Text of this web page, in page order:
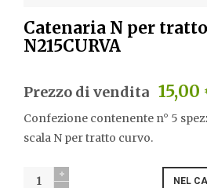
Catenaria N per
N215CURVA
Prezzo di vendita 15,00
Confezione contenente n° 5
scala N per tratto curvo.